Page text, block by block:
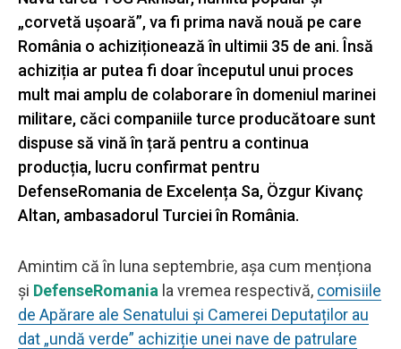
„corvetă ușoară”, va fi prima navă nouă pe care
România o achiziționează în ultimii 35 de ani. Însă
achiziția ar putea fi doar începutul unui proces
mult mai amplu de colaborare în domeniul marinei
militare, căci companiile turce producătoare sunt
dispuse să vină în țară pentru a continua
producția, lucru confirmat pentru
DefenseRomania de Excelența Sa, Özgur Kivanç
Altan, ambasadorul Turciei în România.
Amintim că în luna septembrie, așa cum menționa
și DefenseRomania la vremea respectivă, comisiile
de Apărare ale Senatului și Camerei Deputaților au
dat „undă verde” achiziție unei nave de patrulare